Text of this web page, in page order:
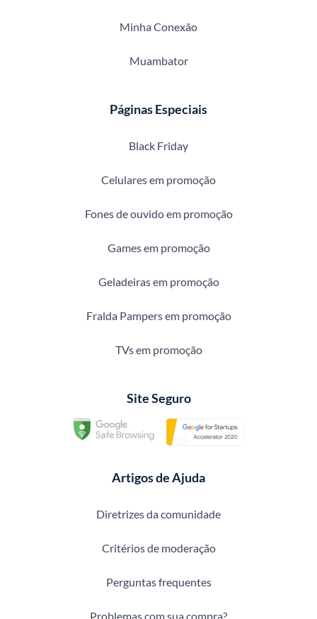
Minha Conexão
Muambator
Páginas Especiais
Black Friday
Celulares em promoção
Fones de ouvido em promoção
Games em promoção
Geladeiras em promoção
Fralda Pampers em promoção
TVs em promoção
Site Seguro
Artigos de Ajuda
Diretrizes da comunidade
Critérios de moderação
Perguntas frequentes
Problemas com sua compra?